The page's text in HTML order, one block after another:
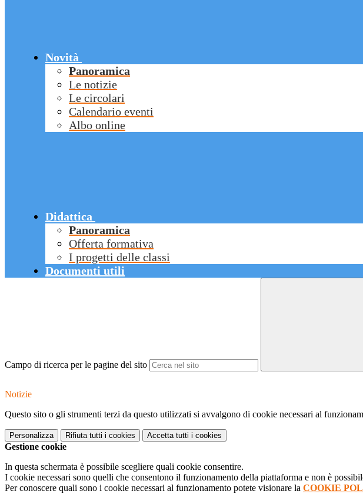
Novità
Panoramica
Le notizie
Le circolari
Calendario eventi
Albo online
Didattica
Panoramica
Offerta formativa
I progetti delle classi
Documenti utili
Campo di ricerca per le pagine del sito
Notizie
Questo sito o gli strumenti terzi da questo utilizzati si avvalgono di cookie necessari al
Personalizza Rifiuta tutti i cookies Accetta tutti i cookies
Gestione cookie
In questa schermata è possibile scegliere quali cookie consentire.
I cookie necessari sono quelli che consentono il funzionamento della piattaforma e non è
Per conoscere quali sono i cookie necessari al funzionamento potete visionare la COOKIE